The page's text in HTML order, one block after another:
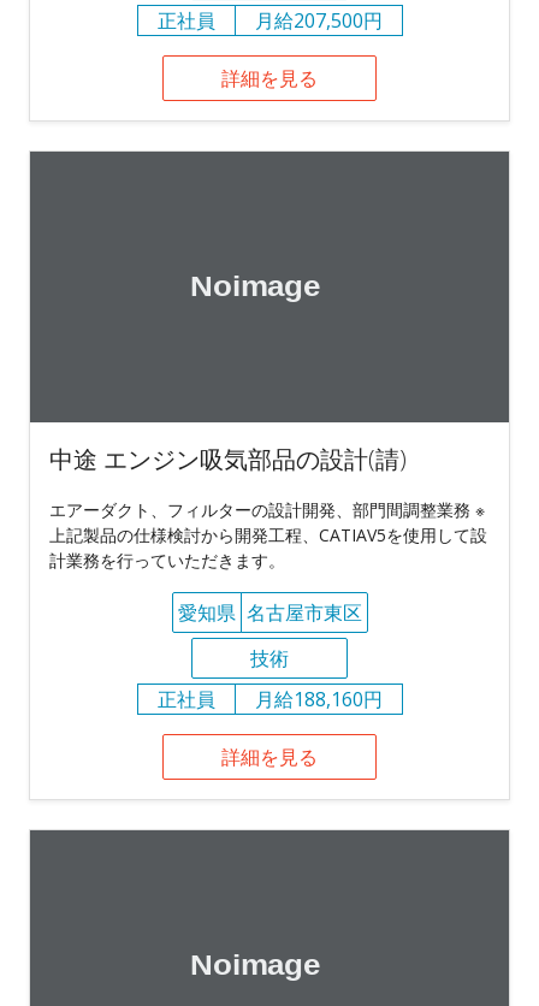
正社員
月給207,500円
詳細を見る
中途 エンジン吸気部品の設計(請)
エアーダクト、フィルターの設計開発、部門間調整業務 ※
上記製品の仕様検討から開発工程、CATIAV5を使用して設
計業務を行っていただきます。
愛知県 名古屋市東区
技術
正社員
月給188,160円
詳細を見る